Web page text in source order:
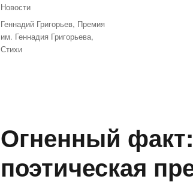
Рубрики
Новости
Метки
Геннадий Григорьев, Премия
им. Геннадия Григорьева,
Стихи
Огненный
поэтическая